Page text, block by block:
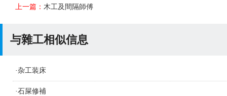
上一篇： 木工及間隔師傅
与雜工相似信息
·杂工装床
·石屎修補